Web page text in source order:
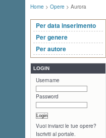
Home > Opere > Aurora
Per data inserimento
Per genere
Per autore
LOGIN
Username
Password
Vuoi inviarci le tue opere?
Iscriviti al portale.